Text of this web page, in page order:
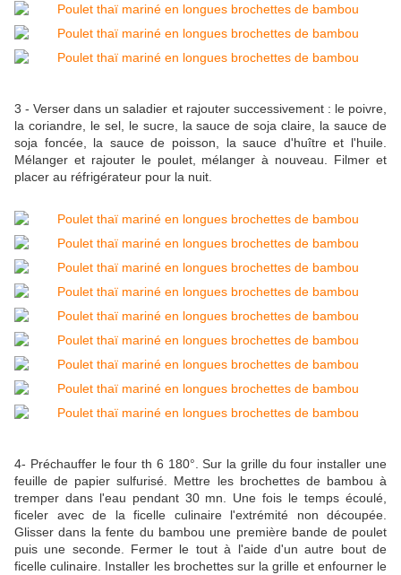
3 - Verser dans un saladier et rajouter successivement : le poivre,
la coriandre, le sel, le sucre, la sauce de soja claire, la sauce de
soja foncée, la sauce de poisson, la sauce d'huître et l'huile.
Mélanger et rajouter le poulet, mélanger à nouveau. Filmer et
placer au réfrigérateur pour la nuit.
4- Préchauffer le four th 6 180°. Sur la grille du four installer une
feuille de papier sulfurisé. Mettre les brochettes de bambou à
tremper dans l'eau pendant 30 mn. Une fois le temps écoulé,
ficeler avec de la ficelle culinaire l'extrémité non découpée.
Glisser dans la fente du bambou une première bande de poulet
puis une seconde. Fermer le tout à l'aide d'un autre bout de
ficelle culinaire. Installer les brochettes sur la grille et enfourner le